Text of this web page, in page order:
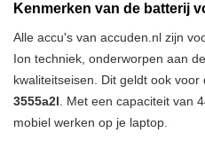
Kenmerken van de batterij
Alle accu's van accuden.nl zijn
Ion techniek, onderworpen aan
kwaliteitseisen. Dit geldt ook voor
3555a2l . Met een capaciteit van
mobiel werken op je laptop.